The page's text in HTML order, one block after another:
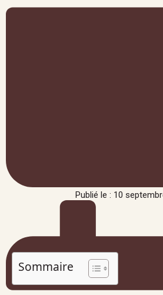
Publié le : 10
Sommaire